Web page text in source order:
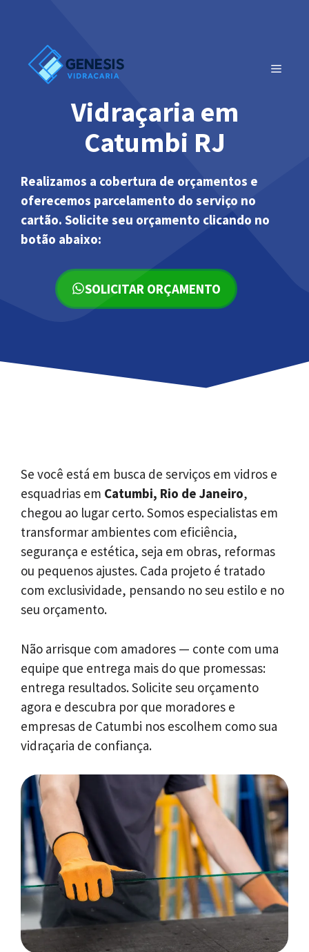
conteúdo
MENU
Vidraçaria em
Catumbi RJ
Realizamos a cobertura de orçamentos e
oferecemos parcelamento do serviço no
cartão. Solicite seu orçamento clicando no
botão abaixo:
SOLICITAR ORÇAMENTO
Se você está em busca de serviços em vidros e
esquadrias em Catumbi, Rio de Janeiro,
chegou ao lugar certo. Somos especialistas em
transformar ambientes com eficiência,
segurança e estética, seja em obras, reformas
ou pequenos ajustes. Cada projeto é tratado
com exclusividade, pensando no seu estilo e no
seu orçamento.
Não arrisque com amadores — conte com uma
equipe que entrega mais do que promessas:
entrega resultados. Solicite seu orçamento
agora e descubra por que moradores e
empresas de Catumbi nos escolhem como sua
vidraçaria de confiança.